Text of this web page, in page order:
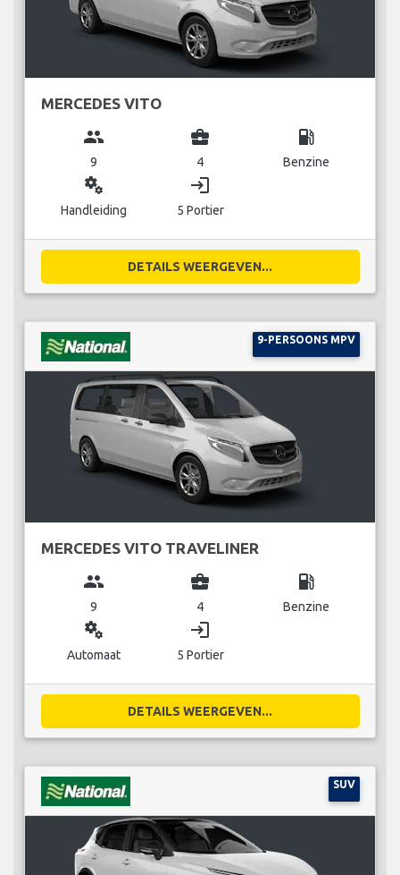
MERCEDES VITO
group
9
business_center
4
local_gas_station
Benzine
miscellaneous_services
Handleiding
login
5 Portier
DETAILS WEERGEVEN...
9-PERSOONS MPV
MERCEDES VITO TRAVELINER
group
9
business_center
4
local_gas_station
Benzine
miscellaneous_services
Automaat
login
5 Portier
DETAILS WEERGEVEN...
SUV